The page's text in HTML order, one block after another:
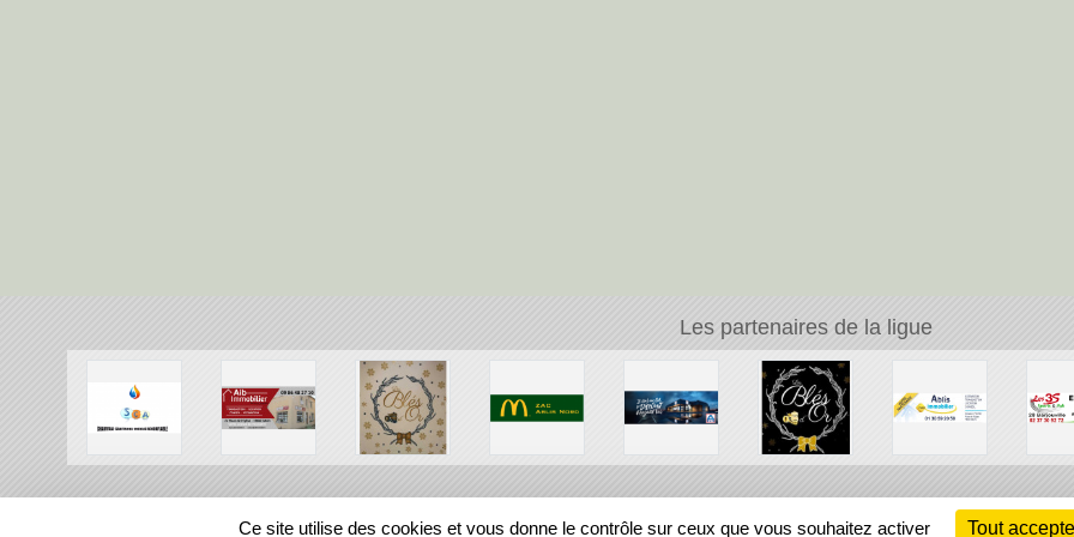
Les partenaires de la ligue
REGIONS
Ce site utilise des cookies et vous donne le contrôle sur ceux que vous souhaitez activer Tout